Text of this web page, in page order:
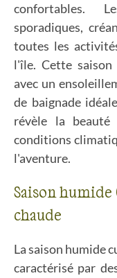
confortables.
sporadiques,
toutes les
l'île. Cette saison
avec un
de baignade
révèle la beauté
conditions
l'aventure.
Saison humide
chaude
La saison humide
caractérisé par